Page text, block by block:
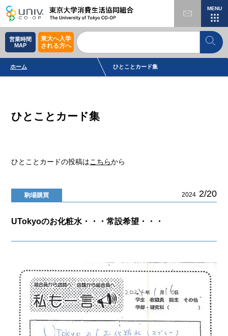
MENU
営業時間
MAP
東大へ入学
される方へ
ホーム ひとことカード集
ひとことカード集
ひとことカードの投稿はこちらから
駒場購買 2024 2/20
UTokyoのお化粧水・・・常設希望・・・